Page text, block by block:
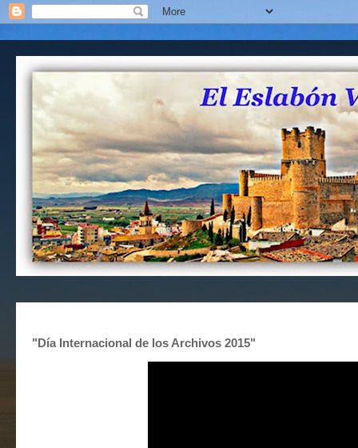
"Día Internacional de los Archivos 2015"